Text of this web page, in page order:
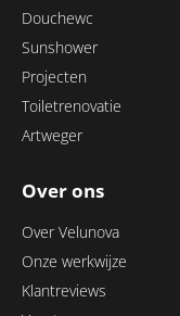
Douchewc
Sunshower
Projecten
Toiletrenovatie
Artweger
Over ons
Over Velunova
Onze werkwijze
Klantreviews